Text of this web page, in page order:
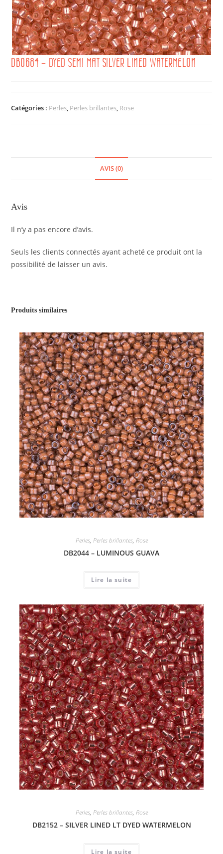
DB0684 – DYED SEMI MAT SILVER LINED WATERMELON
Catégories : Perles, Perles brillantes, Rose
AVIS (0)
Avis
Il n’y a pas encore d’avis.
Seuls les clients connectés ayant acheté ce produit ont la
possibilité de laisser un avis.
Produits similaires
Perles, Perles brillantes, Rose
DB2044 – LUMINOUS GUAVA
Lire la suite
Perles, Perles brillantes, Rose
DB2152 – SILVER LINED LT DYED WATERMELON
Lire la suite